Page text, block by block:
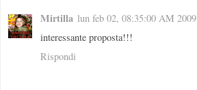
Mirtilla lun feb 02, 08:35:00 AM 2009
interessante proposta!!!
Rispondi